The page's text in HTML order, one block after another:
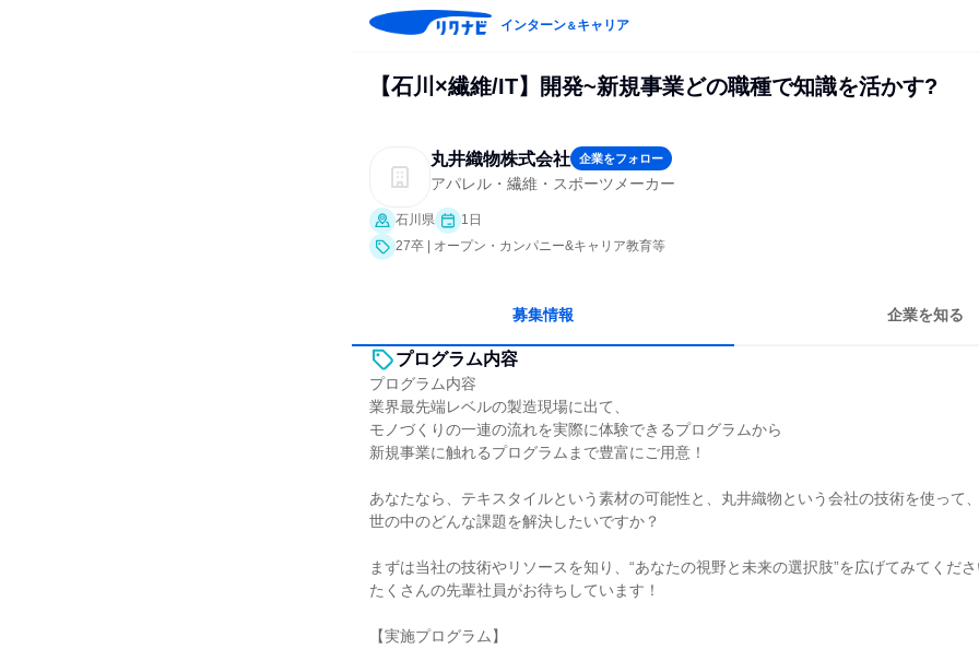
インターン＆キャリア
【石川×繊維/IT】開発~新規事業どの職種で知識を活かす?
丸井織物株式会社 企業をフォロー
アパレル・繊維・スポーツメーカー
石川県
1日
27卒 | オープン・カンパニー&キャリア教育等
募集情報 企業を知る
プログラム内容
プログラム内容
業界最先端レベルの製造現場に出て、
モノづくりの一連の流れを実際に体験できるプログラムから
新規事業に触れるプログラムまで豊富にご用意！
あなたなら、テキスタイルという素材の可能性と、丸井織物という会社の技術を使って、
世の中のどんな課題を解決したいですか？
まずは当社の技術やリソースを知り、“あなたの視野と未来の選択肢”を広げてみてくださ
たくさんの先輩社員がお待ちしています！
【実施プログラム】